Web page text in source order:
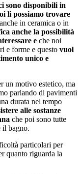
sono disponibili in
li possiamo trovare
in ceramica o in
anche la possibilità
e che noi
e forme e questo vuol
unico e
un motivo estetico, ma
parlando di pavimenti
durata nel tempo
alle sostanze
che poi sono tutte
il bagno.
particolari per
quanto riguarda la